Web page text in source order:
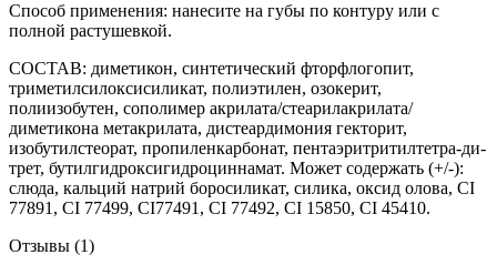
Способ применения: нанесите на губы по контуру или с
полной растушевкой.
СОСТАВ: диметикон, cинтетический фторфлогопит,
триметилсилоксисиликат, полиэтилен, озокерит,
полиизобутен, сополимер акрилата/стеарилакрилата/
диметикона метакрилата, дистеардимония гекторит,
изобутилстеорат, пропиленкарбонат, пентаэритритилтетра-ди-
трет, бутилгидроксигидроциннамат. Может содержать (+/-):
слюда, кальций натрий боросиликат, силика, оксид олова, CI
77891, CI 77499, CI77491, CI 77492, CI 15850, CI 45410.
Отзывы (1)